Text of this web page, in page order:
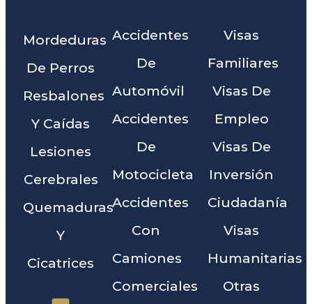
Mordeduras
De Perros
Resbalones
Y Caídas
Lesiones
Cerebrales
Quemaduras
Y
Cicatrices
Accidentes
De
Automóvil
Accidentes
De
Motocicleta
Accidentes
Con
Camiones
Comerciales
Visas
Familiares
Visas De
Empleo
Visas De
Inversión
Ciudadanía
Visas
Humanitarias
Otras